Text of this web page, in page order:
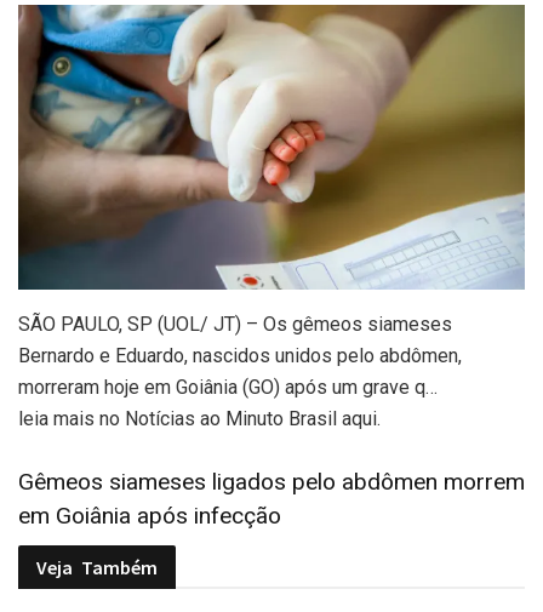
SÃO PAULO, SP (UOL/ JT) – Os gêmeos siameses
Bernardo e Eduardo, nascidos unidos pelo abdômen,
morreram hoje em Goiânia (GO) após um grave q…
leia mais no Notícias ao Minuto Brasil aqui.
Gêmeos siameses ligados pelo abdômen morrem
em Goiânia após infecção
Veja Também